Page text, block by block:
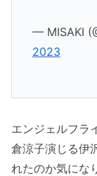
— MISAKI
2023
エンジェルフラ
倉涼子演じる伊
れたのか気にな